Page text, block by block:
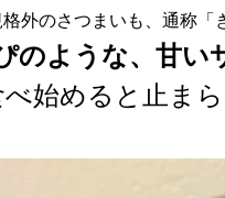
外のさつまいも、通称「
のような、甘い
べ始めると止ま